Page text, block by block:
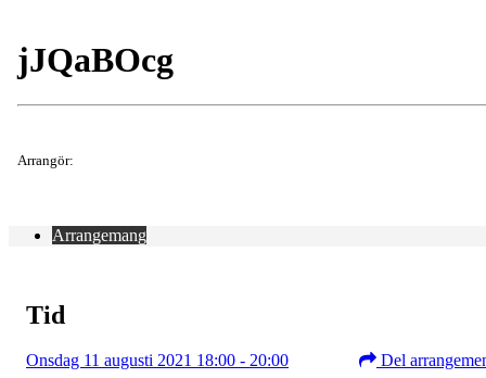
jJQaBOcg
Arrangör:
Arrangemang
Tid
Onsdag 11 augusti 2021 18:00 - 20:00 Del